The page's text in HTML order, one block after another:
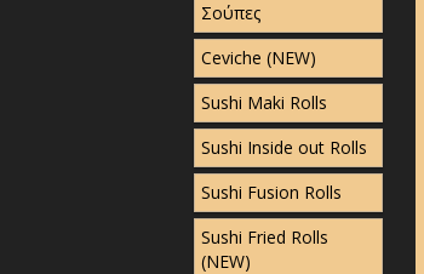
Σούπες
Ceviche (NEW)
Sushi Maki Rolls
Sushi Inside out Rolls
Sushi Fusion Rolls
Sushi Fried Rolls
(NEW)